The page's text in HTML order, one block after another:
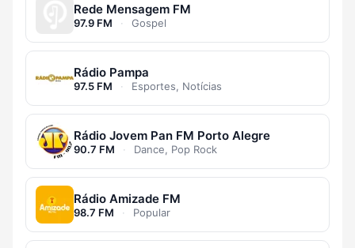
Rede Mensagem FM
97.9 FM · Gospel
Rádio Pampa
97.5 FM · Esportes, Notícias
Rádio Jovem Pan FM Porto Alegre
90.7 FM · Dance, Pop Rock
Rádio Amizade FM
98.7 FM · Popular